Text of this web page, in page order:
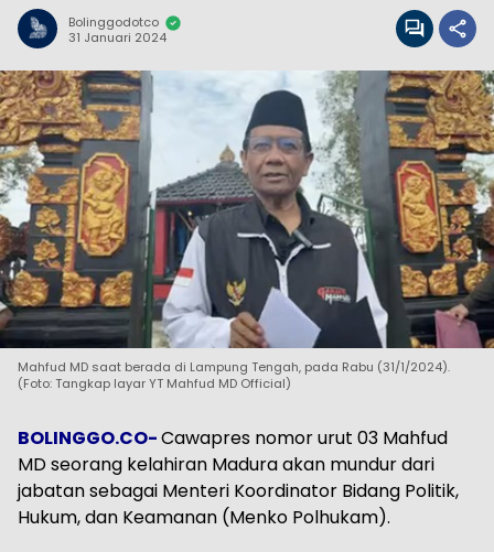
Bolinggodotco
31 Januari 2024
Mahfud MD saat berada di Lampung Tengah, pada Rabu (31/1/2024).
(Foto: Tangkap layar YT Mahfud MD Official)
BOLINGGO.CO-Cawapres nomor urut 03 Mahfud
MD seorang kelahiran Madura akan mundur dari
jabatan sebagai Menteri Koordinator Bidang Politik,
Hukum, dan Keamanan (Menko Polhukam).